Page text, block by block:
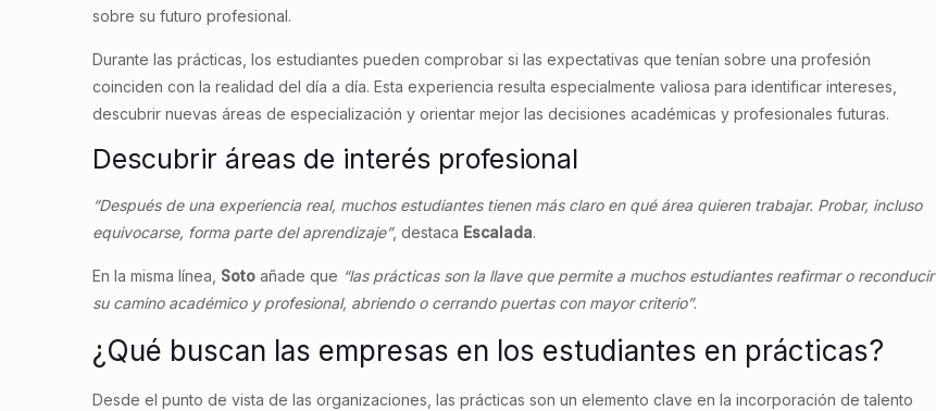
sobre su futuro profesional.
Durante las prácticas, los estudiantes pueden comprobar si las expectativas que tenían sobre una profesión
coinciden con la realidad del día a día. Esta experiencia resulta especialmente valiosa para identificar intereses,
descubrir nuevas áreas de especialización y orientar mejor las decisiones académicas y profesionales futuras.
Descubrir áreas de interés profesional
“Después de una experiencia real, muchos estudiantes tienen más claro en qué área quieren trabajar. Probar, incluso
equivocarse, forma parte del aprendizaje”, destaca Escalada.
En la misma línea, Sotoañade que “las prácticas son la llave que permite a muchos estudiantes reafirmar o reconducir
su camino académico y profesional, abriendo o cerrando puertas con mayor criterio”.
¿Qué buscan las empresas en los estudiantes en prácticas?
Desde el punto de vista de las organizaciones, las prácticas son un elemento clave en la incorporación de talento